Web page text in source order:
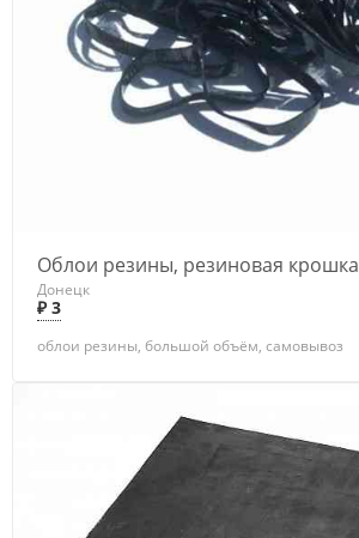
Облои резины, резиновая крошка
Донецк
₽ 3
облои резины, большой объём, самовывоз